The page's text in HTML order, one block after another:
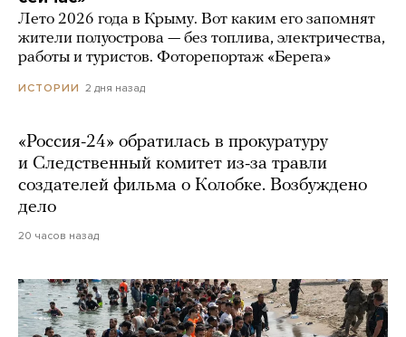
Лето 2026 года в Крыму. Вот каким его запомнят
жители полуострова — без топлива, электричества,
работы и туристов. Фоторепортаж «Берега»
ИСТОРИИ 2 дня назад
«Россия-24» обратилась в прокуратуру
и Следственный комитет из-за травли
создателей фильма о Колобке. Возбуждено
дело
20 часов назад